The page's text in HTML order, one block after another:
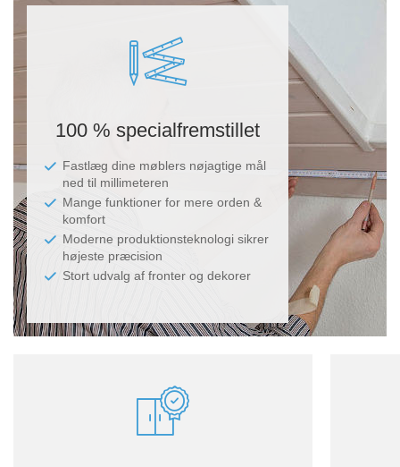
100 % specialfremstillet
Fastlæg dine møblers nøjagtige mål
ned til millimeteren
Mange funktioner for mere orden &
komfort
Moderne produktionsteknologi sikrer
højeste præcision
Stort udvalg af fronter og dekorer